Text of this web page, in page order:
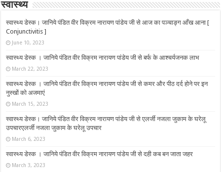
स्वास्थ्य
स्वास्थ्य डेस्क। जानिये पंडित वीर विक्रम नारायण पांडेय जी से आज का पञ्चाङ्ग आँख आना [
Conjunctivitis ]
June 10, 2023
स्वास्थ्य डेस्क । जानिये पंडित वीर विक्रम नारायण पांडेय जी से बर्फ के आश्चर्यजनक लाभ
March 22, 2023
स्वास्थ्य डेस्क । जानिये पंडित वीर विक्रम नारायण पांडेय जी से कमर और पीठ दर्द होने पर इन
नुस्‍खों को अजमाएं
March 15, 2023
स्वास्थ्य डेस्क। जानिये पंडित वीर विक्रम नारायण पांडेय जी से एलर्जी नजला जुकाम के घरेलू
उपचारएलर्जी नजला जुकाम के घरेलू उपचार
March 6, 2023
स्वास्थ्य डेस्क । जानिये पंडित वीर विक्रम नारायण पांडेय जी से दही कब बन जाता जहर
March 3, 2023